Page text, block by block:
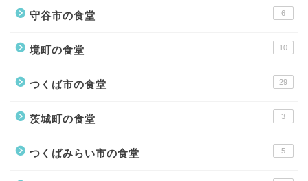
守谷市の食堂 6
境町の食堂 10
つくば市の食堂 29
茨城町の食堂 3
つくばみらい市の食堂 5